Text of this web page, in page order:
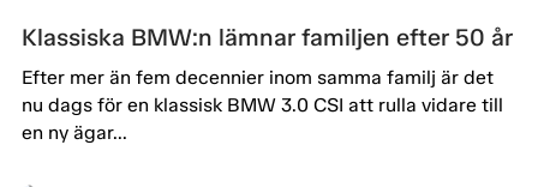
Klassiska BMW:n lämnar familjen efter 50 år
Efter mer än fem decennier inom samma familj är det
nu dags för en klassisk BMW 3.0 CSI att rulla vidare till
en ny ägar...